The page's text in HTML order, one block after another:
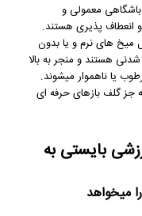
معمولی و
پذیری هستند.
های نرم و یا بدون
هستند و منجر به بالا
یا ناهموار میشوند.
گلف بازهای حرفه ای
بایستی به
میخواهد